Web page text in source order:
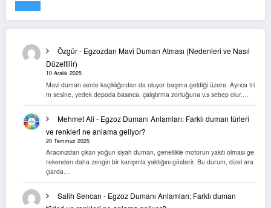
Özgür- Egzozdan Mavi Duman Atması (Nedenleri ve Nasıl
Düzeltilir)
10 Aralık 2025
Mavi duman sente kaçıklığından da oluyor başıma geldiği üzere. Ayrıca tri
m sesine, yedek depoda basınca, çalıştırma zorluğuna v.s sebep olur.…
Mehmet Ali - Egzoz Dumanı Anlamları: Farklı duman türleri
ve renkleri ne anlama geliyor?
20 Temmuz 2025
Aracınızdan çıkan yoğun siyah duman, genellikle motorun yakıtı olması ge
rekenden daha zengin bir karışımla yaktığını gösterir. Bu durum, dizel ara
çlarda…
Salih Sencan - Egzoz Dumanı Anlamları: Farklı duman